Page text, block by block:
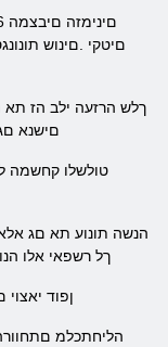
םישנא
ךל רשפאי אלו
.ןפוד